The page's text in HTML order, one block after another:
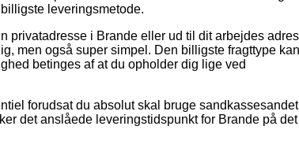
leveringsmetode.
privatadresse i Brande eller ud til dit arbejdes
men også super simpel. Den billigste fragttype
betinges af at du opholder dig lige ved
forudsat du absolut skal bruge
det anslåede leveringstidspunkt for Brande på det